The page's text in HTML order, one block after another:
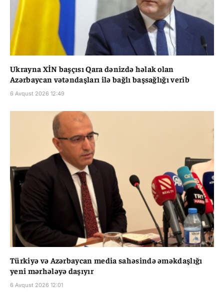
Ukrayna XİN başçısı Qara dənizdə həlak olan
Azərbaycan vətəndaşları ilə bağlı başsağlığı verib
6 Avqust 2026 12:49
Türkiyə və Azərbaycan media sahəsində əməkdaşlığı
yeni mərhələyə daşıyır
6 Avqust 2026 12:01